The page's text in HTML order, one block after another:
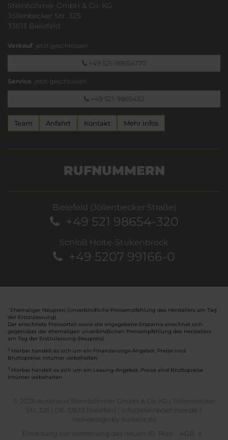
Steinböhmer GmbH & Co. KG
Jöllenbecker Str. 325
33613 Bielefeld
Verkauf: jetzt geschlossen
+49 521-98654777
Service: jetzt geschlossen
+49 521-9865432
Team Anfahrt Kontakt Mehr Infos
RUFNUMMERN
Bielefeld (Jöllenbecker Straße)
+49 521 98654-320
Schloß Holte-Stukenbrock
+49 5207 99166-0
Ehemaliger Neupreis (Unverbindliche Preisempfehlung des Herstellers am Tag
der Erstzulassung).
Der errechnete Preisvorteil sowie die angegebene Ersparnis errechnet sich
gegenüber der ehemaligen unverbindlichen Preisempfehlung des Herstellers
am Tag der Erstzulassung (Neupreis).
2 Hierbei handelt es sich um ein Finanzierungs-Angebot. Preise sind
Bruttopreise. Irrtümer vorbehalten.
3 Hierbei handelt es sich um ein Leasing-Angebot. Preise sind Bruttopreise.
Irrtümer vorbehalten.
© 2026 Autohaus Steinböhmer GmbH & Co. KG | Jöllenbecker
Str. 325 | DE-33613 Bielefeld | info@steinboehmer.de |
Webdesign by audaris.de
Einladung zur Vorstellung des neuen ID. Polo
AGB´s